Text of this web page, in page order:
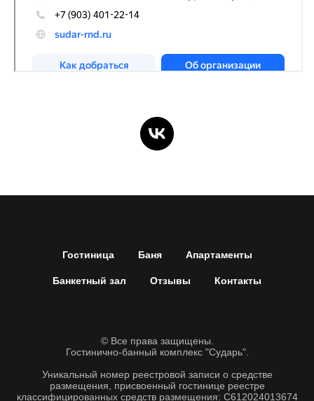
Гостиница Баня Апартаменты
Банкетный зал Отзывы Контакты
© Все права защищены.
Гостинично-банный комплекс "Сударь".
Уникальный номер реестровой записи о средстве
размещения, присвоенный гостинице реестре
классифицированных средств размещения: С612024013674